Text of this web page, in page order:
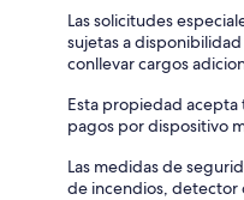
Las solicitudes
sujetas a
conllevar cargos
Esta propiedad
pagos por dispositivo
Las medidas de
de incendios, detector